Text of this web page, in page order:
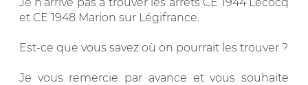
et CE 1948 Marion sur Légifrance.
Est-ce que vous savez où on pourrait les trouver ?
Je vous remercie par avance et vous souhaite